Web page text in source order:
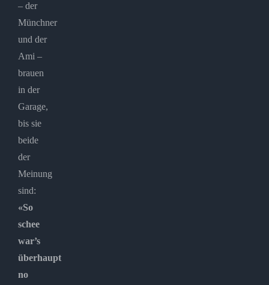
– der
Münchner
und der
Ami –
brauen
in der
Garage,
bis sie
beide
der
Meinung
sind:
«So
schee
war’s
überhaupt
no